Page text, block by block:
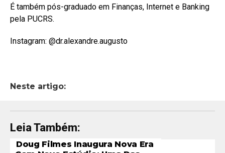
É também pós-graduado em Finanças, Internet e Banking
pela PUCRS.
Instagram: @dr.alexandre.augusto
Neste artigo:
Leia Também:
Doug Filmes Inaugura Nova Era